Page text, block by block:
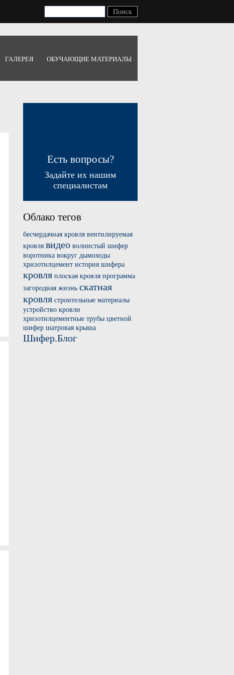
ГАЛЕРЕЯ ОБУЧАЮЩИЕ МАТЕРИАЛЫ
Есть вопросы?
Задайте их нашим
специалистам
Облако тегов
бесчердачная кровля вентилируемая
кровля видео волнистый шифер
воротника вокруг дымоходы
хризотилцемент история шифера
кровля плоская кровля программа
загородная жизнь скатная
кровля строительные материалы
устройство кровли
хризотилцементные трубы цветной
шифер шатровая крыша
Шифер.Блог